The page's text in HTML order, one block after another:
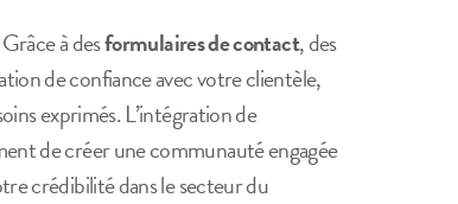
à desformulaires de contact, des
de confiance avec votre clientèle,
exprimés. L’intégration de
de créer une communauté engagée
crédibilité dans le secteur du